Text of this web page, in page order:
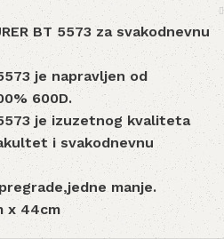
BT 5573 za svakodnevnu
je napravljen od
600D.
5573 je izuzetnog kvaliteta
i svakodnevnu
manje.
x 44cm